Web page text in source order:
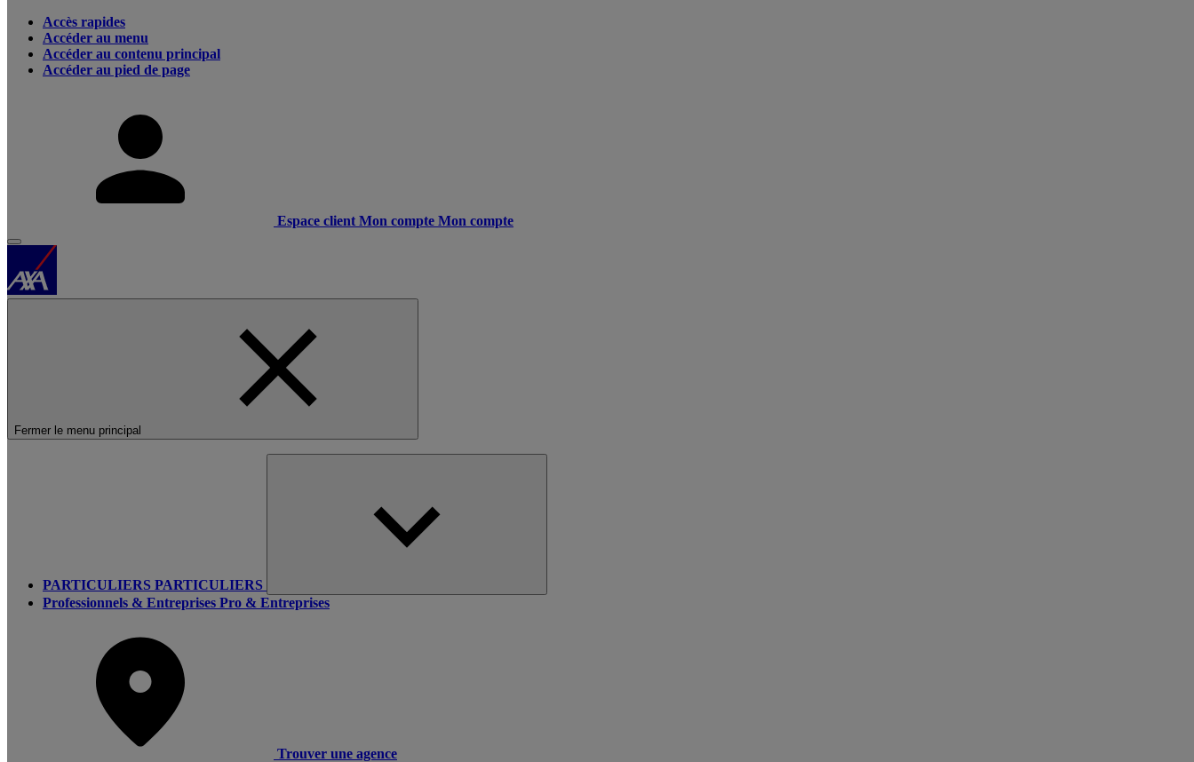
Accès rapides
Accéder au menu
Accéder au contenu principal
Accéder au pied de page
Espace client Mon compte Mon compte
Fermer le menu principal
PARTICULIERS PARTICULIERS
Professionnels & Entreprises Pro & Entreprises
Trouver une agence